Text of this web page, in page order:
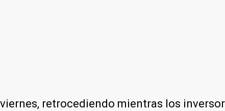
retrocediendo mientras los